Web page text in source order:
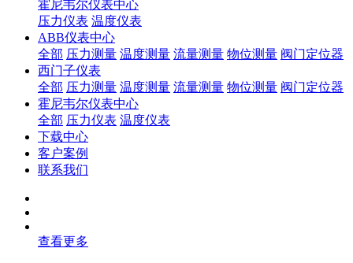
霍尼韦尔仪表中心
压力仪表 温度仪表
ABB仪表中心
全部 压力测量 温度测量 流量测量 物位测量 阀门定位器
西门子仪表
全部 压力测量 温度测量 流量测量 物位测量 阀门定位器
霍尼韦尔仪表中心
全部 压力仪表 温度仪表
下载中心
客户案例
联系我们
查看更多